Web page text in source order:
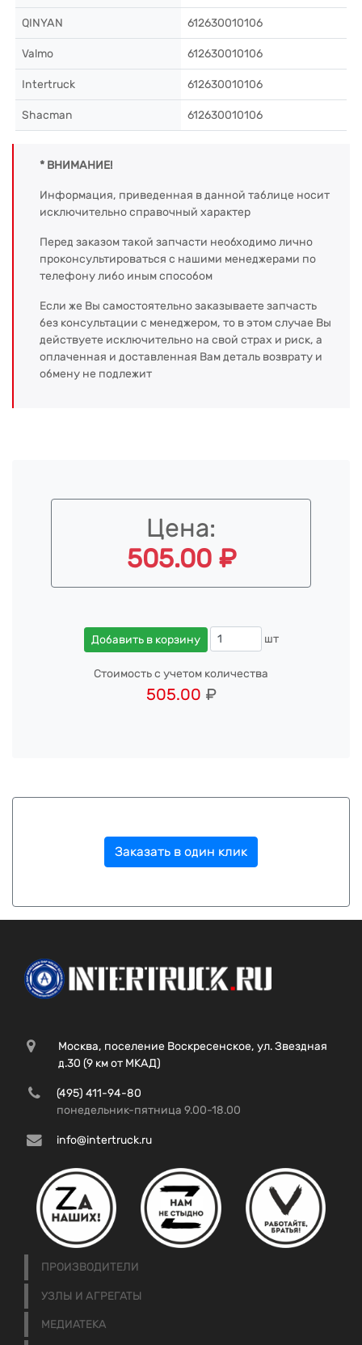
QINYAN 612630010106
Valmo 612630010106
Intertruck 612630010106
Shacman 612630010106
* ВНИМАНИЕ!
Информация, приведенная в данной таблице носит
исключительно справочный характер
Перед заказом такой запчасти необходимо лично
проконсультироваться с нашими менеджерами по
телефону либо иным способом
Если же Вы самостоятельно заказываете запчасть
без консультации с менеджером, то в этом случае Вы
действуете исключительно на свой страх и риск, а
оплаченная и доставленная Вам деталь возврату и
обмену не подлежит
Цена:
505.00 ₽
Добавить в корзину шт
Стоимость с учетом количества
505.00 ₽
Заказать в один клик
Москва, поселение Воскресенское, ул. Звездная
д.30 (9 км от МКАД)
(495) 411-94-80
понедельник-пятница 9.00-18.00
info@intertruck.ru
ПРОИЗВОДИТЕЛИ
УЗЛЫ И АГРЕГАТЫ
МЕДИАТЕКА